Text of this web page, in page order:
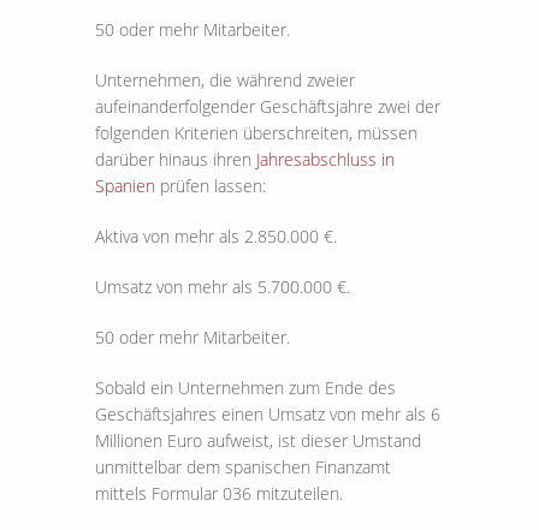
50 oder mehr Mitarbeiter.
Unternehmen, die während zweier
aufeinanderfolgender Geschäftsjahre zwei der
folgenden Kriterien überschreiten, müssen
darüber hinaus ihren Jahresabschluss in
Spanien prüfen lassen:
Aktiva von mehr als 2.850.000 €.
Umsatz von mehr als 5.700.000 €.
50 oder mehr Mitarbeiter.
Sobald ein Unternehmen zum Ende des
Geschäftsjahres einen Umsatz von mehr als 6
Millionen Euro aufweist, ist dieser Umstand
unmittelbar dem spanischen Finanzamt
mittels Formular 036 mitzuteilen.